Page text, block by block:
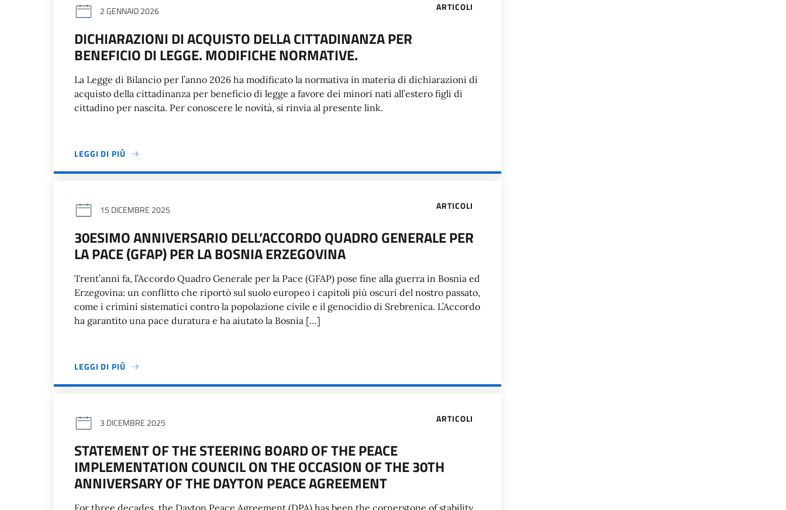
ARTICOLI
2 GENNAIO 2026
DICHIARAZIONI DI ACQUISTO DELLA CITTADINANZA PER
BENEFICIO DI LEGGE. MODIFICHE NORMATIVE.
La Legge di Bilancio per l’anno 2026 ha modificato la normativa in materia di dichiarazioni di
acquisto della cittadinanza per beneficio di legge a favore dei minori nati all’estero figli di
cittadino per nascita. Per conoscere le novità, si rinvia al presente link.
LEGGI DI PIÙ
ARTICOLI
15 DICEMBRE 2025
30ESIMO ANNIVERSARIO DELL’ACCORDO QUADRO GENERALE PER
LA PACE (GFAP) PER LA BOSNIA ERZEGOVINA
Trent’anni fa, l’Accordo Quadro Generale per la Pace (GFAP) pose fine alla guerra in Bosnia ed
Erzegovina: un conflitto che riportò sul suolo europeo i capitoli più oscuri del nostro passato,
come i crimini sistematici contro la popolazione civile e il genocidio di Srebrenica. L’Accordo
ha garantito una pace duratura e ha aiutato la Bosnia […]
LEGGI DI PIÙ
ARTICOLI
3 DICEMBRE 2025
STATEMENT OF THE STEERING BOARD OF THE PEACE
IMPLEMENTATION COUNCIL ON THE OCCASION OF THE 30TH
ANNIVERSARY OF THE DAYTON PEACE AGREEMENT
For three decades, the Dayton Peace Agreement (DPA) has been the cornerstone of stability